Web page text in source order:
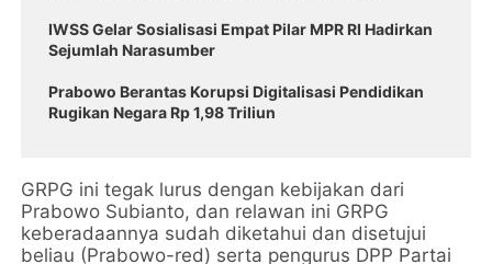
IWSS Gelar Sosialisasi Empat Pilar MPR RI Hadirkan
Sejumlah Narasumber
Prabowo Berantas Korupsi Digitalisasi Pendidikan
Rugikan Negara Rp 1,98 Triliun
GRPG ini tegak lurus dengan kebijakan dari
Prabowo Subianto, dan relawan ini GRPG
keberadaannya sudah diketahui dan disetujui
beliau (Prabowo-red) serta pengurus DPP Partai